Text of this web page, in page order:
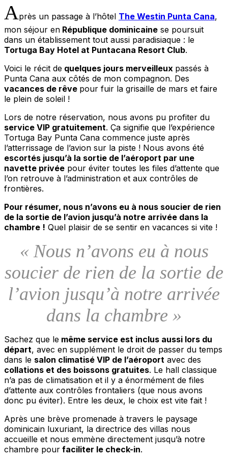
Après un passage à l’hôtel The Westin Punta Cana,
mon séjour en République dominicaine se poursuit
dans un établissement tout aussi paradisiaque : le
Tortuga Bay Hotel at Puntacana Resort Club.
Voici le récit de quelques jours merveilleux passés à
Punta Cana aux côtés de mon compagnon. Des
vacances de rêve pour fuir la grisaille de mars et faire
le plein de soleil !
Lors de notre réservation, nous avons pu profiter du
service VIP gratuitement. Ça signifie que l’expérience
Tortuga Bay Punta Cana commence juste après
l’atterrissage de l’avion sur la piste ! Nous avons été
escortés jusqu’à la sortie de l’aéroport par une
navette privée pour éviter toutes les files d’attente que
l’on retrouve à l’administration et aux contrôles de
frontières.
Pour résumer, nous n’avons eu à nous soucier de rien
de la sortie de l’avion jusqu’à notre arrivée dans la
chambre ! Quel plaisir de se sentir en vacances si vite !
« Nous n’avons eu à nous
soucier de rien de la sortie de
l’avion jusqu’à notre arrivée
dans la chambre »
Sachez que le même service est inclus aussi lors du
départ, avec en supplément le droit de passer du temps
dans le salon climatisé VIP de l’aéroport avec des
collations et des boissons gratuites. Le hall classique
n’a pas de climatisation et il y a énormément de files
d’attente aux contrôles frontaliers (que nous avons
donc pu éviter). Entre les deux, le choix est vite fait !
Après une brève promenade à travers le paysage
dominicain luxuriant, la directrice des villas nous
accueille et nous emmène directement jusqu’à notre
chambre pour faciliter le check-in.